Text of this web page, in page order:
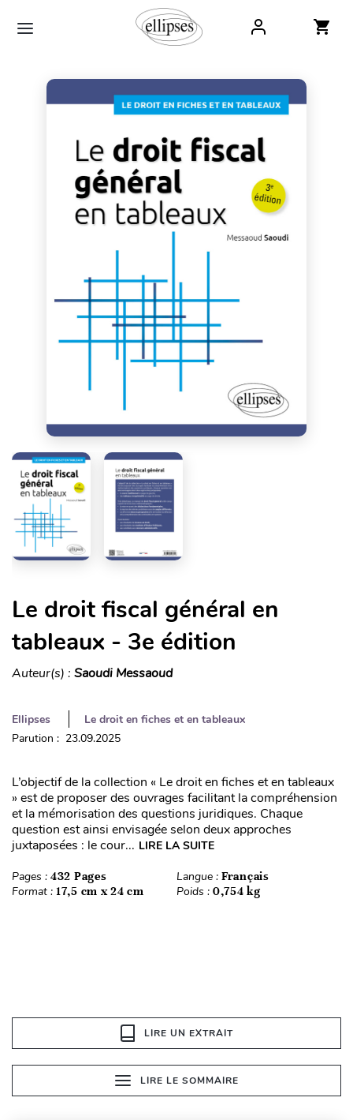
Le droit fiscal général en
tableaux - 3e édition
Auteur(s) : Saoudi Messaoud
Ellipses
Le droit en fiches et en tableaux
Parution : 23.09.2025
L’objectif de la collection « Le droit en fiches et en tableaux
» est de proposer des ouvrages facilitant la compréhension
et la mémorisation des questions juridiques. Chaque
question est ainsi envisagée selon deux approches
juxtaposées : le cour... LIRE LA SUITE
Pages : 432 Pages Langue : Français
Format : 17,5 cm x 24 cm Poids : 0,754 kg
LIRE UN EXTRAIT
LIRE LE SOMMAIRE